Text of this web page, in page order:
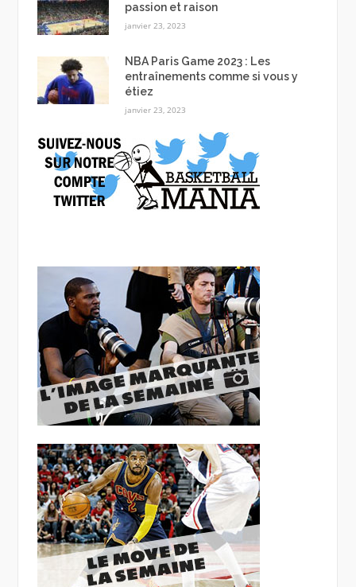
passion et raison
janvier 23, 2023
NBA Paris Game 2023 : Les
entraînements comme si vous y
étiez
janvier 23, 2023